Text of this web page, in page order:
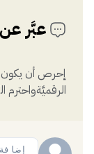
عبَّر
إحرص أن يكون
الرقميَّةواحترم